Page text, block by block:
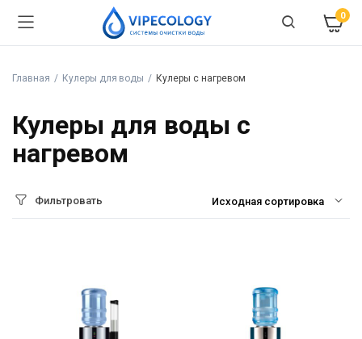
0
Главная Кулеры для воды Кулеры с нагревом
Кулеры для воды с
нагревом
Фильтровать